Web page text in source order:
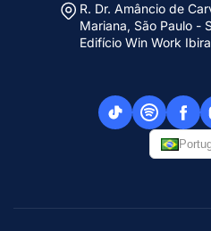
R. Dr. Amâncio de
Mariana, São Paulo -
Edifício Win Work